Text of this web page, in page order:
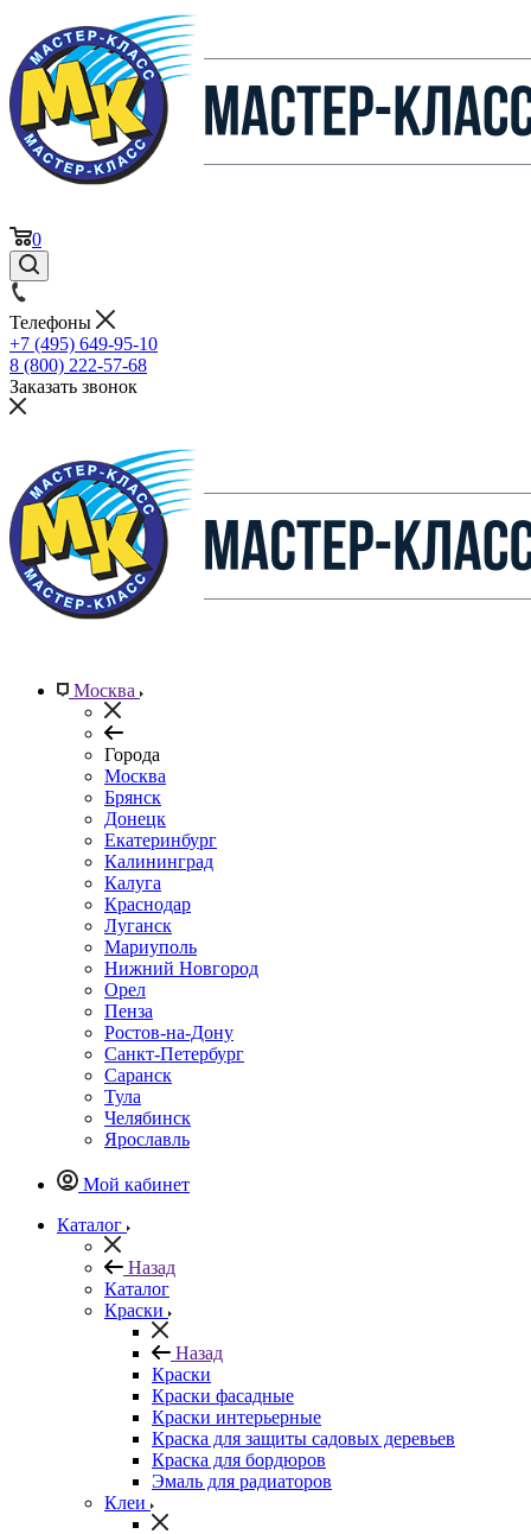
0
Телефоны
+7 (495) 649-95-10
8 (800) 222-57-68
Заказать звонок
Москва
Города
Москва
Брянск
Донецк
Екатеринбург
Калининград
Калуга
Краснодар
Луганск
Мариуполь
Нижний Новгород
Орел
Пенза
Ростов-на-Дону
Санкт-Петербург
Саранск
Тула
Челябинск
Ярославль
Мой кабинет
Каталог
Назад
Каталог
Краски
Назад
Краски
Краски фасадные
Краски интерьерные
Краска для защиты садовых деревьев
⁠Краска для бордюров
Эмаль для радиаторов
Клеи